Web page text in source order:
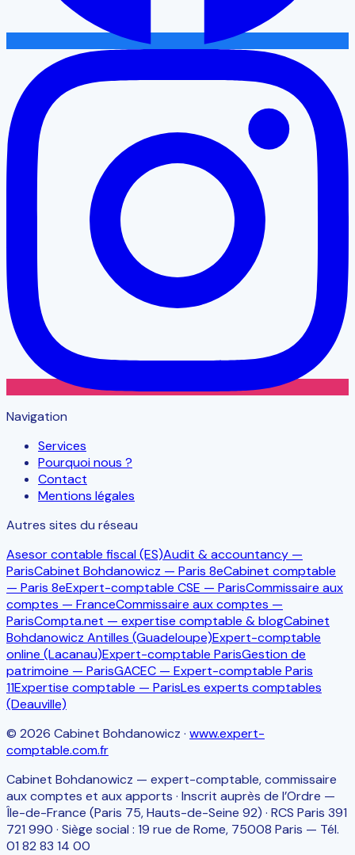
Navigation
Services
Pourquoi nous ?
Contact
Mentions légales
Autres sites du réseau
Asesor contable fiscal (ES)Audit & accountancy —
ParisCabinet Bohdanowicz — Paris 8eCabinet comptable
— Paris 8eExpert-comptable CSE — ParisCommissaire aux
comptes — FranceCommissaire aux comptes —
ParisCompta.net — expertise comptable & blogCabinet
Bohdanowicz Antilles (Guadeloupe)Expert-comptable
online (Lacanau)Expert-comptable ParisGestion de
patrimoine — ParisGACEC — Expert-comptable Paris
11Expertise comptable — ParisLes experts comptables
(Deauville)
© 2026 Cabinet Bohdanowicz · www.expert-
comptable.com.fr
Cabinet Bohdanowicz — expert-comptable, commissaire
aux comptes et aux apports · Inscrit auprès de l’Ordre —
Île-de-France (Paris 75, Hauts-de-Seine 92) · RCS Paris 391
721 990 · Siège social : 19 rue de Rome, 75008 Paris — Tél.
01 82 83 14 00